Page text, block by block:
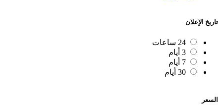
تاريخ الإعلان
24 ساعات
3 أيام
7 أيام
30 أيام
السعر